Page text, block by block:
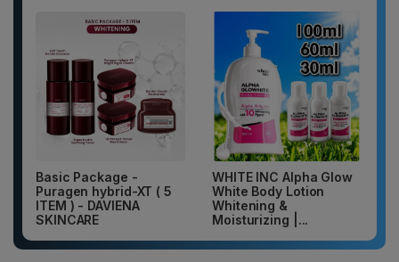
Basic Package -
Puragen hybrid-XT ( 5
ITEM ) - DAVIENA
SKINCARE
WHITE INC Alpha Glow
White Body Lotion
Whitening &
Moisturizing |...